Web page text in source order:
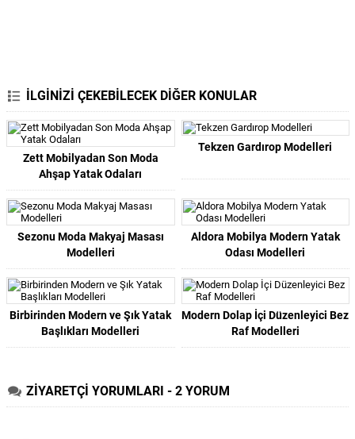
İLGİNİZİ ÇEKEBİLECEK DİĞER KONULAR
Zett Mobilyadan Son Moda
Ahşap Yatak Odaları
Tekzen Gardırop Modelleri
Sezonu Moda Makyaj Masası
Modelleri
Aldora Mobilya Modern Yatak
Odası Modelleri
Birbirinden Modern ve Şık Yatak
Başlıkları Modelleri
Modern Dolap İçi Düzenleyici Bez
Raf Modelleri
ZİYARETÇİ YORUMLARI - 2 YORUM